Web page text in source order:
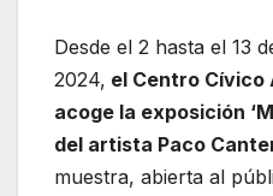
Desde el 2 hasta el 13
2024, el Centro Cívico
acoge la exposición
del artista Paco
muestra, abierta al